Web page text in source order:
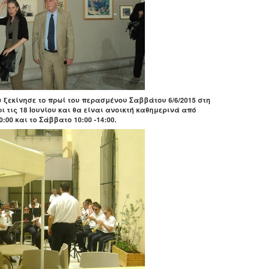
το πρωί του περασμένου Σαββάτου 6/6/2015 στη
18 Ιουνίου και θα είναι ανοικτή καθημερινά από
και το Σάββατο 10:00 -14:00.